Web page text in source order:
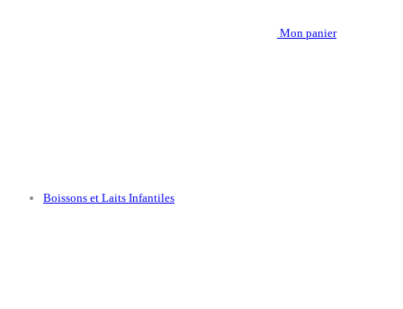
Mon panier
Boissons et Laits Infantiles